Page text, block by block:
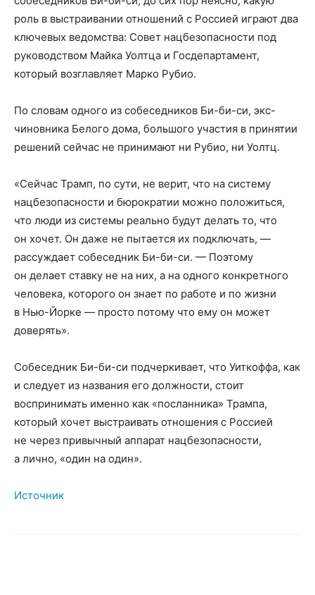
роль в выстраивании отношений с Россией играют два
ключевых ведомства: Совет нацбезопасности под
руководством Майка Уолтца и Госдепартамент,
который возглавляет Марко Рубио.
По словам одного из собеседников Би-би-си, экс-
чиновника Белого дома, большого участия в принятии
решений сейчас не принимают ни Рубио, ни Уолтц.
«Сейчас Трамп, по сути, не верит, что на систему
нацбезопасности и бюрократии можно положиться,
что люди из системы реально будут делать то, что
он хочет. Он даже не пытается их подключать, —
рассуждает собеседник Би-би-си. — Поэтому
он делает ставку не на них, а на одного конкретного
человека, которого он знает по работе и по жизни
в Нью-Йорке — просто потому что ему он может
доверять».
Собеседник Би-би-си подчеркивает, что Уиткоффа, как
и следует из названия его должности, стоит
воспринимать именно как «посланника» Трампа,
который хочет выстраивать отношения с Россией
не через привычный аппарат нацбезопасности,
а лично, «один на один».
Источник